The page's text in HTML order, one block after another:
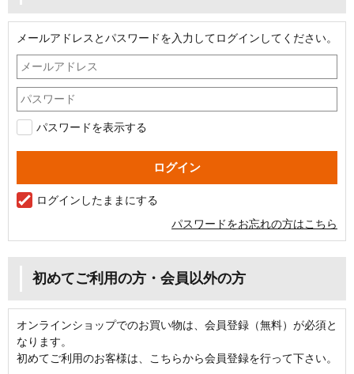
メールアドレスとパスワードを入力してログインしてください。
パスワードを表示する
ログインしたままにする
パスワードをお忘れの方はこちら
初めてご利用の方・会員以外の方
オンラインショップでのお買い物は、会員登録（無料）が必須と
なります。
初めてご利用のお客様は、こちらから会員登録を行って下さい。